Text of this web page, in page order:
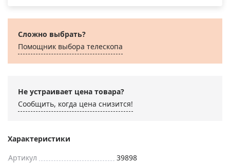
Сложно выбрать?
Помощник выбора телескопа
Не устраивает цена товара?
Сообщить, когда цена снизится!
Характеристики
Артикул
39898